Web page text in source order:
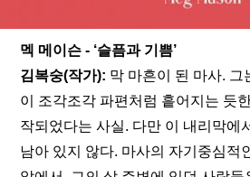
멕 메이슨 - ‘슬픔과 기쁨’
김복숭(작가): 막 마흔이 된 마사. 그
이 조각조각 파편처럼 흩어지는 듯
작되었다는 사실. 다만 이 내리막에
남아 있지 않다. 마사의 자기중심적